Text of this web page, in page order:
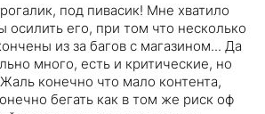
под пивасик! Мне хватило
осилить его, при том что несколько
из за багов с магазином... Да
много, есть и критические, но
конечно что мало контента,
бегать как в том же риск оф